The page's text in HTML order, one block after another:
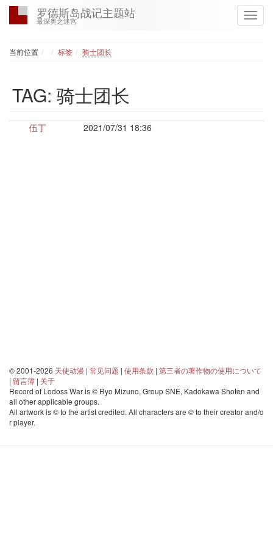
罗德斯岛战记主题站
最深奥之迷宫
当前位置 Home
标签 骑士团长
TAG: 骑士团长
伍丁 2021/07/31 18:36
© 2001-2026 天使动漫 | 常见问题 | 使用条款 | 第三者の著作物の使用について
| 留言簿 | 关于
Record of Lodoss War is © Ryo Mizuno, Group SNE, Kadokawa Shoten and
all other applicable groups.
All artwork is © to the artist credited. All characters are © to their creator and/o
r player.